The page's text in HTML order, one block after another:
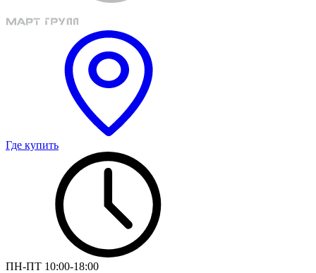
Где купить
ПН-ПТ 10:00-18:00